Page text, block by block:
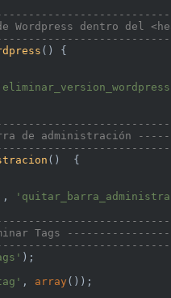
Wordpress dentro del
()
de administración
()
{
,
Tags
, array ());